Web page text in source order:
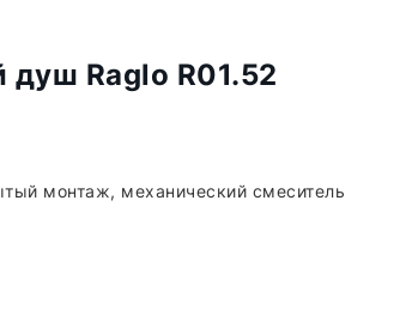
душ Raglo R01.52
монтаж, механический смеситель